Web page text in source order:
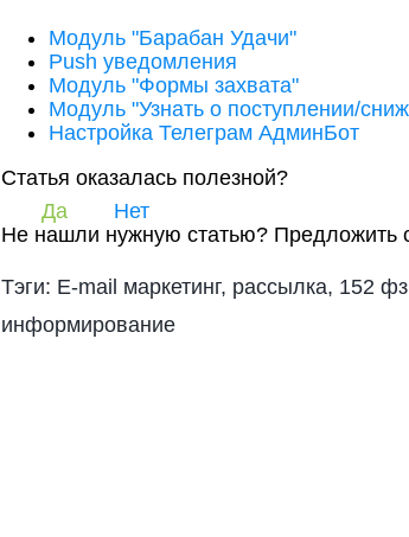
Модуль "Барабан Удачи"
Push уведомления
Модуль "Формы захвата"
Модуль "Узнать о поступлении/
Настройка Телеграм АдминБот
Статья оказалась полезной?
Да
Нет
Не нашли нужную статью? Предложить
Тэги: E-mail маркетинг, рассылка, 152
информирование